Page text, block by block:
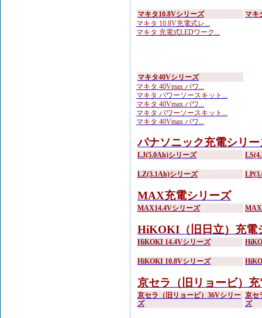
マキタ10.8Vシリーズ
マキタ 10.8V充電式レ...
マキタ 充電式LEDワーク...
マキ
マキタ40Vシリーズ
マキタ 40Vmax パワ...
マキタ パワーソースキット...
マキタ 40Vmax パワ...
マキタ パワーソースキット...
マキタ 40Vmax パワ...
パナソニック充電シリー
LJ(5.0Ah)シリーズ
LZ(3.1Ah)シリーズ
MAX充電シリーズ
MAX14.4Vシリーズ
HiKOKI（旧日立）充電
HiKOKI 14.4Vシリーズ
HiKOKI 10.8Vシリーズ
京セラ（旧リョービ）
京セラ（旧リョービ）36Vシリー
ズ
京セ
ズ